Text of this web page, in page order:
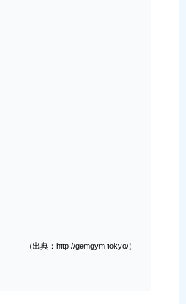
（出典：http://gemgym.tokyo/）